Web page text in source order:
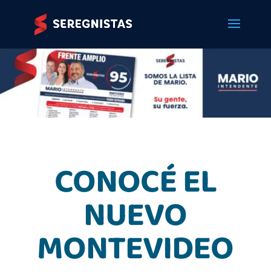
CONOCÉ EL
NUEVO
MONTEVIDEO